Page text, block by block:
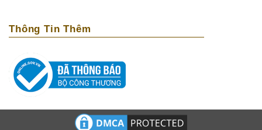
mô phỏng quá trình hình thành trong tự nhiên.
Ruby giả:là loại được chế tác từ nhựa, thủy tinh và các
loại đá tổng hợp không có giá trị.
Thông Tin Thêm